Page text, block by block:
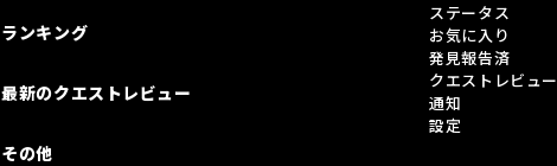
ランキング
最新のクエストレビュー
その他
ステータス
お気に入り
発見報告済
クエストレビュー
通知
設定